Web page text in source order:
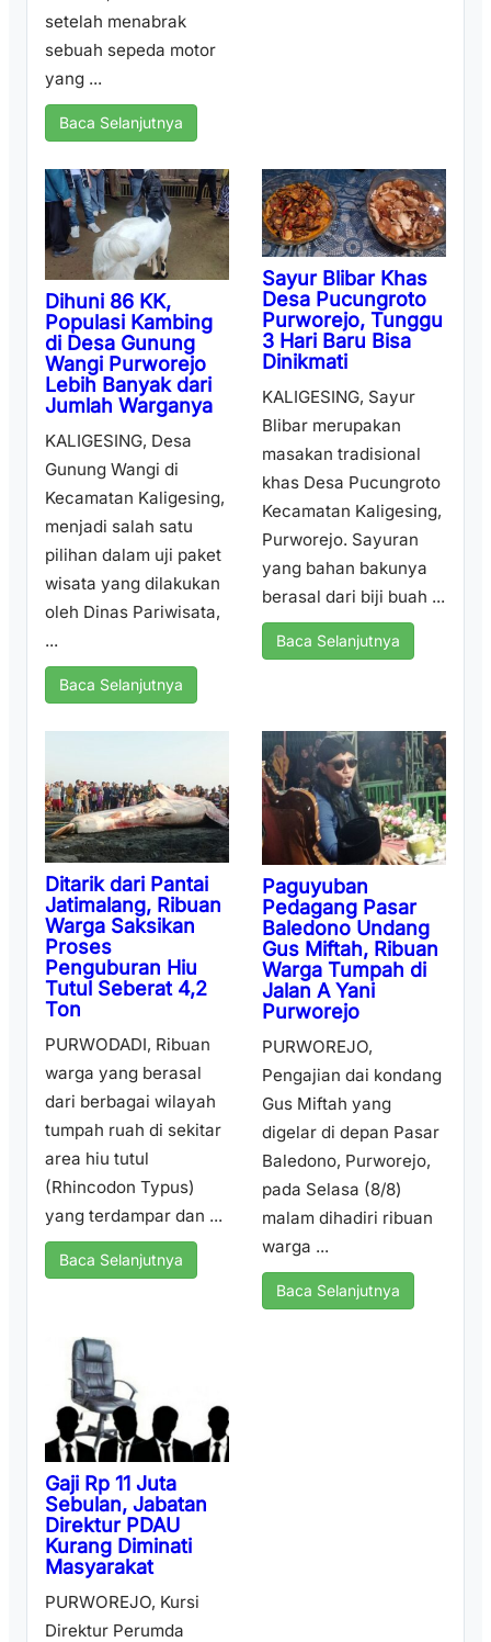
setelah menabrak
sebuah sepeda motor
yang ...
Baca Selanjutnya
Dihuni 86 KK,
Populasi Kambing
di Desa Gunung
Wangi Purworejo
Lebih Banyak dari
Jumlah Warganya
KALIGESING, Desa
Gunung Wangi di
Kecamatan Kaligesing,
menjadi salah satu
pilihan dalam uji paket
wisata yang dilakukan
oleh Dinas Pariwisata,
...
Baca Selanjutnya
Sayur Blibar Khas
Desa Pucungroto
Purworejo, Tunggu
3 Hari Baru Bisa
Dinikmati
KALIGESING, Sayur
Blibar merupakan
masakan tradisional
khas Desa Pucungroto
Kecamatan Kaligesing,
Purworejo. Sayuran
yang bahan bakunya
berasal dari biji buah ...
Baca Selanjutnya
Ditarik dari Pantai
Jatimalang, Ribuan
Warga Saksikan
Proses
Penguburan Hiu
Tutul Seberat 4,2
Ton
PURWODADI, Ribuan
warga yang berasal
dari berbagai wilayah
tumpah ruah di sekitar
area hiu tutul
(Rhincodon Typus)
yang terdampar dan ...
Baca Selanjutnya
Paguyuban
Pedagang Pasar
Baledono Undang
Gus Miftah, Ribuan
Warga Tumpah di
Jalan A Yani
Purworejo
PURWOREJO,
Pengajian dai kondang
Gus Miftah yang
digelar di depan Pasar
Baledono, Purworejo,
pada Selasa (8/8)
malam dihadiri ribuan
warga ...
Baca Selanjutnya
Gaji Rp 11 Juta
Sebulan, Jabatan
Direktur PDAU
Kurang Diminati
Masyarakat
PURWOREJO, Kursi
Direktur Perumda